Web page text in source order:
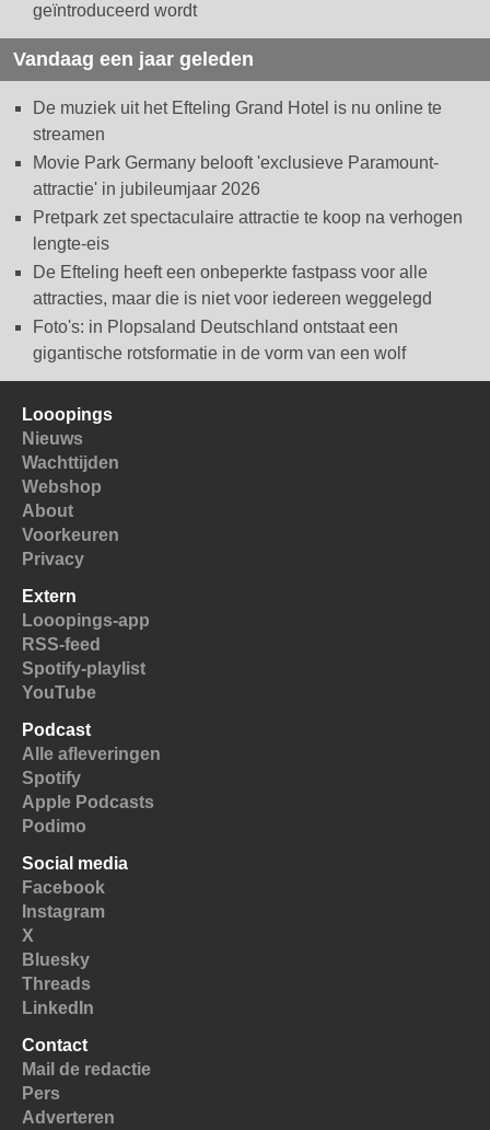
geïntroduceerd wordt
Vandaag een jaar geleden
De muziek uit het Efteling Grand Hotel is nu online te
streamen
Movie Park Germany belooft 'exclusieve Paramount-
attractie' in jubileumjaar 2026
Pretpark zet spectaculaire attractie te koop na verhogen
lengte-eis
De Efteling heeft een onbeperkte fastpass voor alle
attracties, maar die is niet voor iedereen weggelegd
Foto's: in Plopsaland Deutschland ontstaat een
gigantische rotsformatie in de vorm van een wolf
Looopings
Nieuws
Wachttijden
Webshop
About
Voorkeuren
Privacy
Extern
Looopings-app
RSS-feed
Spotify-playlist
YouTube
Podcast
Alle afleveringen
Spotify
Apple Podcasts
Podimo
Social media
Facebook
Instagram
X
Bluesky
Threads
LinkedIn
Contact
Mail de redactie
Pers
Adverteren